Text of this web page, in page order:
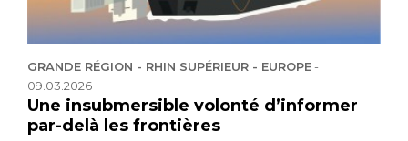
GRANDE RÉGION - RHIN SUPÉRIEUR - EUROPE-
09.03.2026
Une insubmersible volonté d’informer
par-delà les frontières